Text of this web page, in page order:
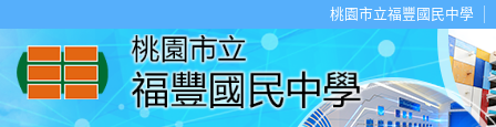
桃園市立福豐國民中學